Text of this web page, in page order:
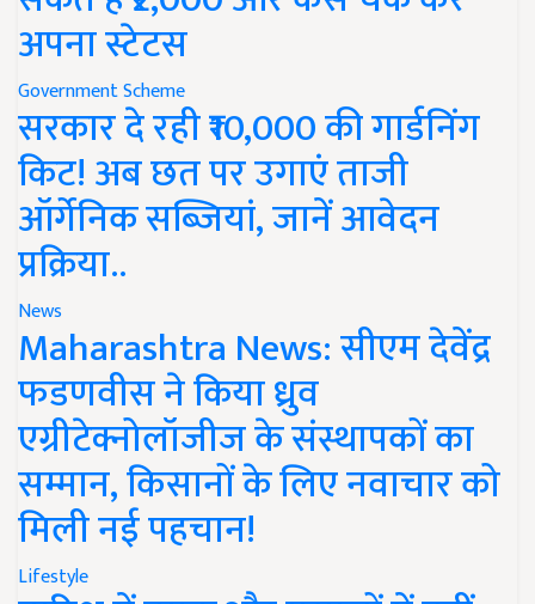
अपना स्टेटस
Government Scheme
सरकार दे रही ₹10,000 की गार्डनिंग
किट! अब छत पर उगाएं ताजी
ऑर्गेनिक सब्जियां, जानें आवेदन
प्रक्रिया..
News
Maharashtra News: सीएम देवेंद्र
फडणवीस ने किया ध्रुव
एग्रीटेक्नोलॉजीज के संस्थापकों का
सम्मान, किसानों के लिए नवाचार को
मिली नई पहचान!
Lifestyle